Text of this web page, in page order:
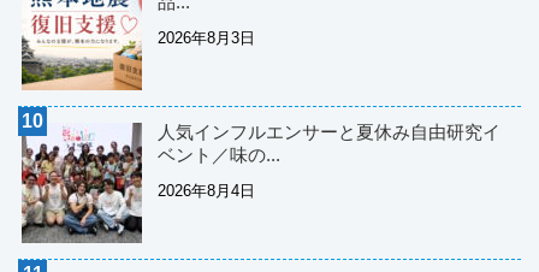
2026年8月3日
人気インフルエンサーと夏休み自由研究イ
ベント／味の...
2026年8月4日